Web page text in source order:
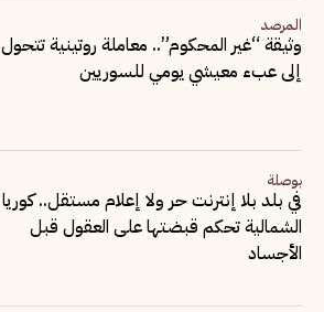
المرصد
وثيقة “غير المحكوم”.. معاملة روتينية تتحول
إلى عبء معيشي يومي للسوريين
بوصلة
في بلد بلا إنترنت حر ولا إعلام مستقل.. كوريا
الشمالية تحكم قبضتها على العقول قبل
الأجساد